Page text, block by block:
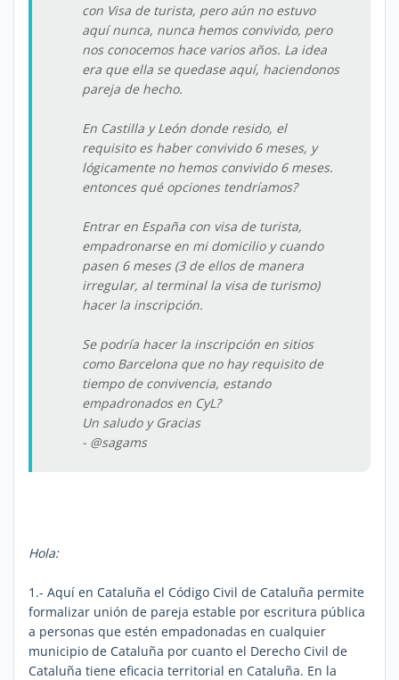
con Visa de turista, pero aún no estuvo
aquí nunca, nunca hemos convivido, pero
nos conocemos hace varios años. La idea
era que ella se quedase aquí, haciendonos
pareja de hecho.
En Castilla y León donde resido, el
requisito es haber convivido 6 meses, y
lógicamente no hemos convivido 6 meses.
entonces qué opciones tendríamos?
Entrar en España con visa de turista,
empadronarse en mi domicilio y cuando
pasen 6 meses (3 de ellos de manera
irregular, al terminal la visa de turismo)
hacer la inscripción.
Se podría hacer la inscripción en sitios
como Barcelona que no hay requisito de
tiempo de convivencia, estando
empadronados en CyL?
Un saludo y Gracias
- @sagams
Hola:
1.- Aquí en Cataluña el Código Civil de Cataluña permite
formalizar unión de pareja estable por escritura pública
a personas que estén empadonadas en cualquier
municipio de Cataluña por cuanto el Derecho Civil de
Cataluña tiene eficacia territorial en Cataluña. En la